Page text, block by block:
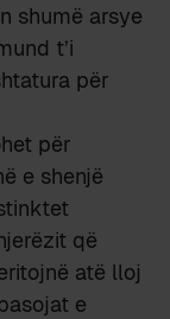
shumë arsye
t’i
për
për
e shenjë
që
atë lloj
e